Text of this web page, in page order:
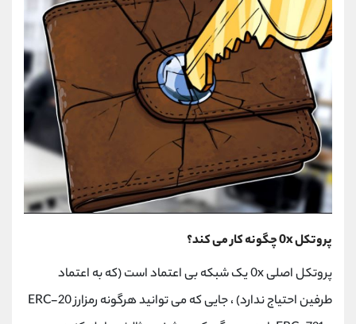
پروتکل 0x چگونه کار می کند؟
پروتکل اصلی 0x یک شبکه بی اعتماد است (که به اعتماد
طرفین احتیاج ندارد) ، جایی که می توانید هرگونه رمزارز ERC-20